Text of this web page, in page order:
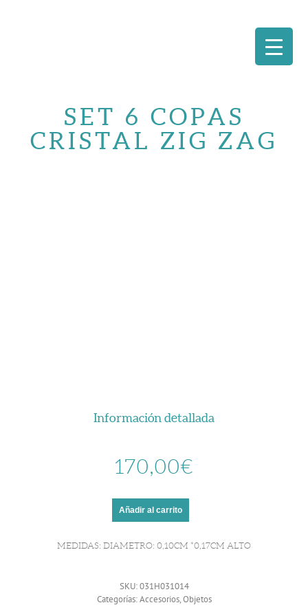
SET 6 COPAS
CRISTAL ZIG ZAG
Información detallada
170,00€
Añadir al carrito
MEDIDAS: DIAMETRO: 0,10CM *0,17CM ALTO
SKU:031H031014
Categorías:Accesorios,Objetos